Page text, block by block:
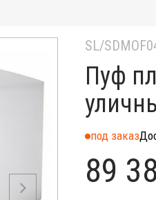
SL/
Пуф
под заказ
89